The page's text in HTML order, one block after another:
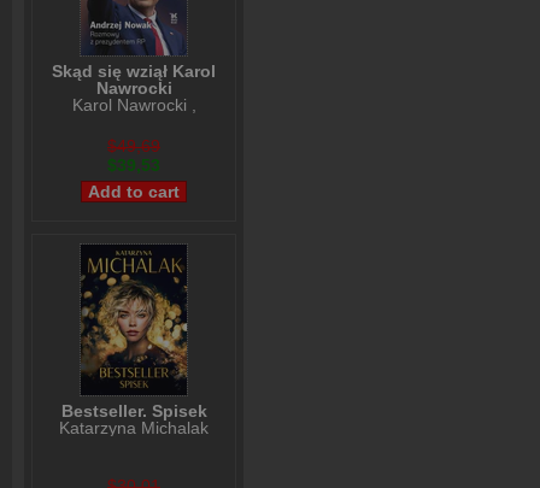
Skąd się wziął Karol
Nawrocki
Karol Nawrocki
$49,69
$39,53
Bestseller. Spisek
Katarzyna Michalak